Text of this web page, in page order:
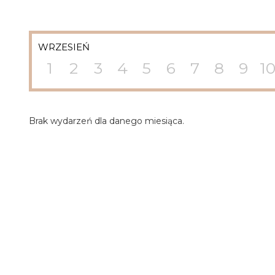
WRZESIEŃ
1 2 3 4 5 6 7 8 9
Brak wydarzeń dla danego miesiąca.